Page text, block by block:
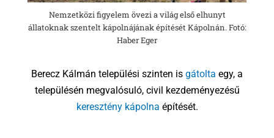
Nemzetközi figyelem övezi a világ első elhunyt
állatoknak szentelt kápolnájának építését Kápolnán. Fotó:
Haber Eger
Berecz Kálmán települési szinten is gátolta egy, a
településén megvalósuló, civil kezdeményezésű
keresztény kápolna építését.